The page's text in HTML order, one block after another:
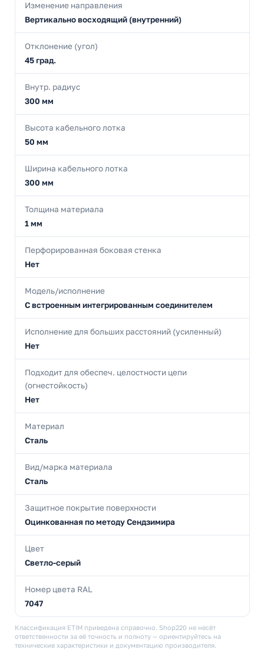
Изменение направления
Вертикально восходящий (внутренний)
Отклонение (угол)
45 град.
Внутр. радиус
300 мм
Высота кабельного лотка
50 мм
Ширина кабельного лотка
300 мм
Толщина материала
1 мм
Перфорированная боковая стенка
Нет
Модель/исполнение
С встроенным интегрированным соединителем
Исполнение для больших расстояний (усиленный)
Нет
Подходит для обеспеч. целостности цепи
(огнестойкость)
Нет
Материал
Сталь
Вид/марка материала
Сталь
Защитное покрытие поверхности
Оцинкованная по методу Сендзимира
Цвет
Светло-серый
Номер цвета RAL
7047
Классификация ETIM приведена справочно. Shop220 не несёт
ответственности за её точность и полноту — ориентируйтесь на
технические характеристики и документацию производителя.